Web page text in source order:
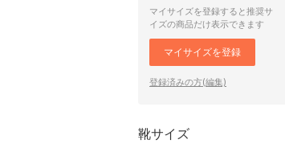
マイサイズを登録すると推奨サ
イズの商品だけ表示できます
マイサイズを登録
登録済みの方(編集)
靴サイズ